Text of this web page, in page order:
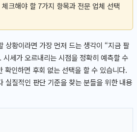
크해야 할 7가지 항목과 전문 업체 선택
상황이라면 가장 먼저 드는 생각이 “지금 팔
세가 오르내리는 시점을 정확히 예측할 수
확인하면 후회 없는 선택을 할 수 있습니다.
실질적인 판단 기준을 찾는 분들을 위한 내용